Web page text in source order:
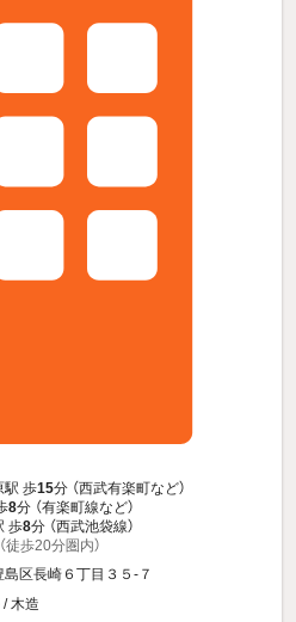
駅 歩15分 （西武有楽町など）
8分 （有楽町線など）
歩8分 （西武池袋線）
徒歩20分圏内）
島区長崎６丁目３５-７
木造